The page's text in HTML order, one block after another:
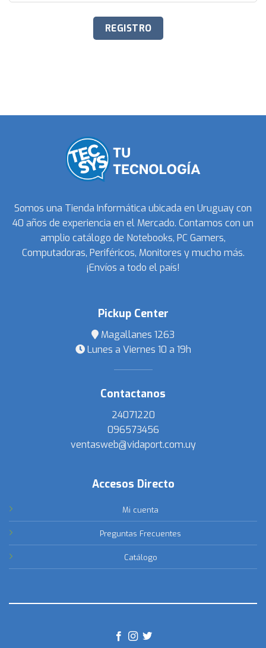
Somos una Tienda Informática ubicada en Uruguay con
40 años de experiencia en el Mercado. Contamos con un
amplio catálogo de Notebooks, PC Gamers,
Computadoras, Periféricos, Monitores y mucho más.
¡Envíos a todo el país!
Pickup Center
Magallanes 1263
Lunes a Viernes 10 a 19h
Contactanos
24071220
096573456
ventasweb@vidaport.com.uy
Accesos Directo
Mi cuenta
Preguntas Frecuentes
Catálogo